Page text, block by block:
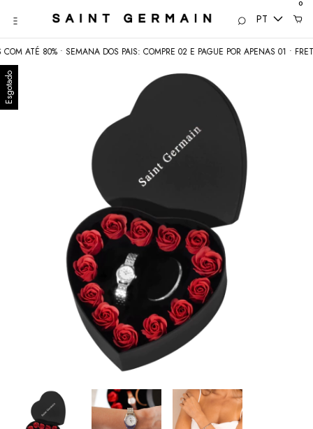
PT
0
ATÉ 80% • SEMANA DOS PAIS: COMPRE 02 E PAGUE POR APENAS 01 •
Esgotado